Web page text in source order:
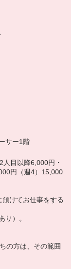
売上金額に応じて変
間、支給規定あり）
能です！
サー1階
目以降6,000円・
円（週4）15,000
けてお仕事をする
り）。
の方は、その範囲